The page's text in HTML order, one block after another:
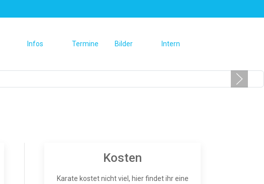
Infos Termine Bilder Intern
Kosten
Karate kostet nicht viel, hier findet ihr eine